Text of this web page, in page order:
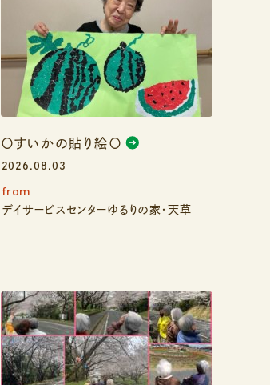
〇すいかの貼り絵〇
2026.08.03
from
デイサービスセンターゆるりの家・天草